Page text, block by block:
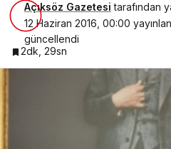
Açıksöz Gazetesi tarafından
12 Haziran 2016, 00:00
güncellendi
2dk, 29sn